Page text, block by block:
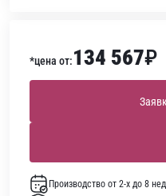
*цена от:134 567₽
Производство от 2-х до 8